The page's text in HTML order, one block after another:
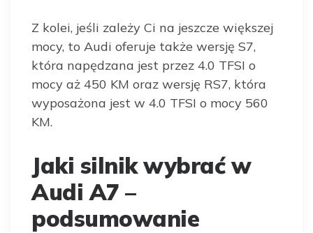
Z kolei, jeśli zależy Ci na jeszcze większej
mocy, to Audi oferuje także wersję S7,
która napędzana jest przez 4.0 TFSI o
mocy aż 450 KM oraz wersję RS7, która
wyposażona jest w 4.0 TFSI o mocy 560
KM.
Jaki silnik wybrać w
Audi A7 –
podsumowanie